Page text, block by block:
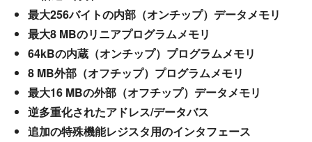
最大256バイトの内部（オンチップ）データメモリ
最大8 MBのリニアプログラムメモリ
64kBの内蔵（オンチップ）プログラムメモリ
8 MB外部（オフチップ）プログラムメモリ
最大16 MBの外部（オフチップ）データメモリ
逆多重化されたアドレス/データバス
追加の特殊機能レジスタ用のインタフェース